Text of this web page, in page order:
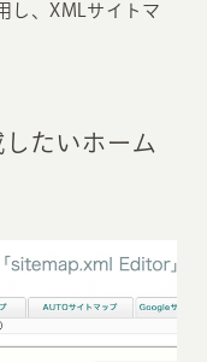
し、XMLサイトマ
たいホーム